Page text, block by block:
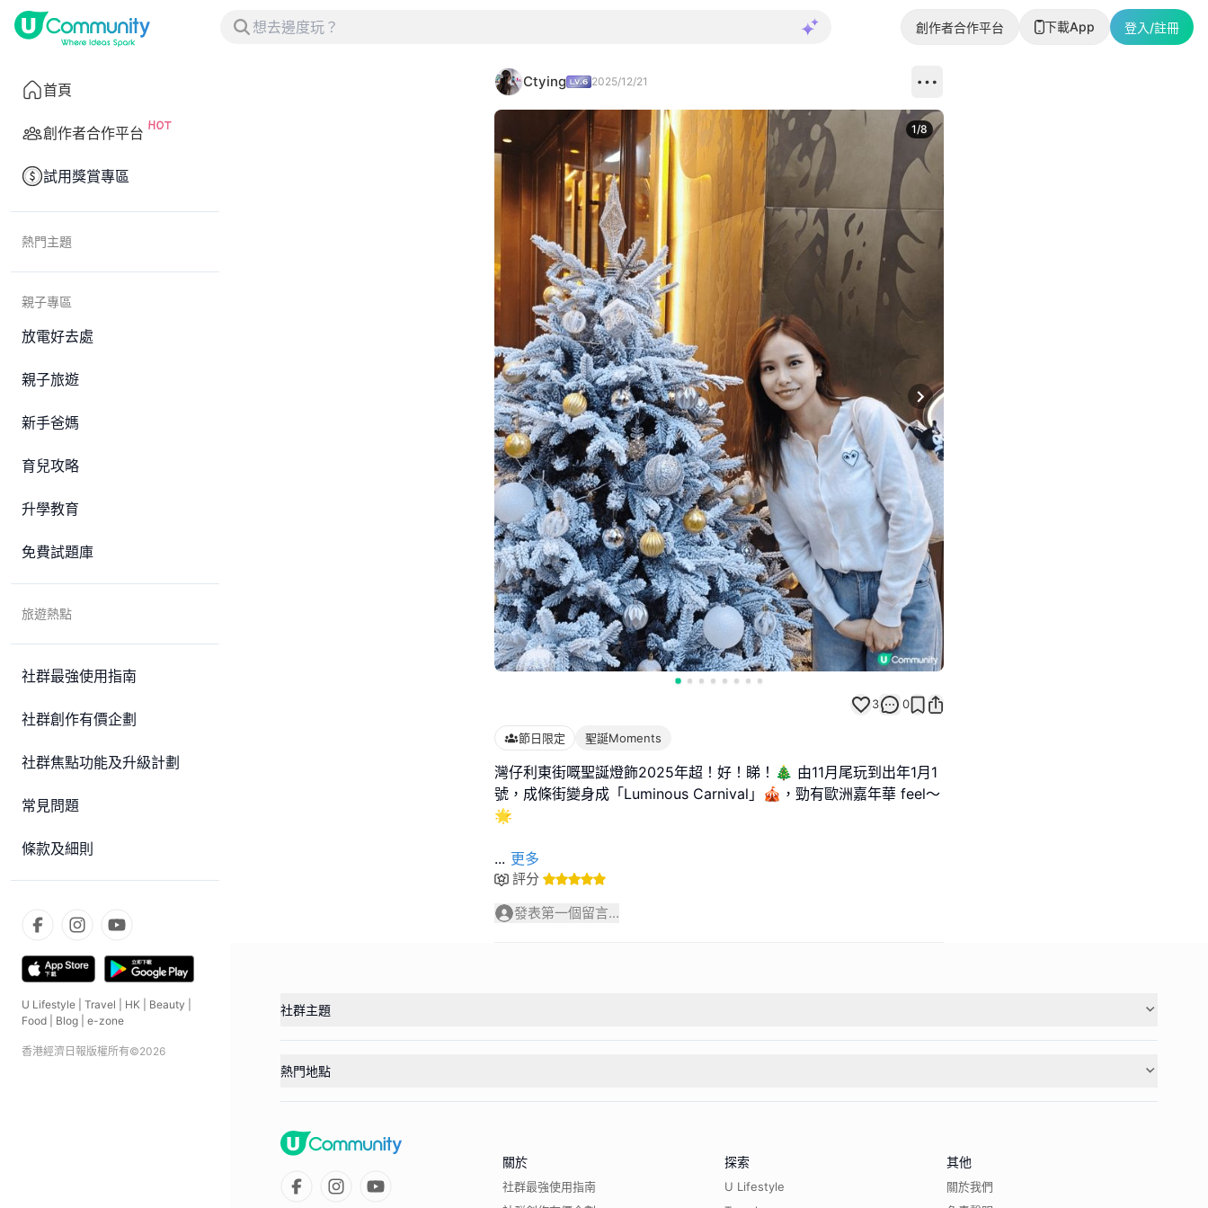
創作者合作平台 下載App 登入/註冊
首頁
創作者合作平台
試用獎賞專區
熱門主題
親子專區
放電好去處
親子旅遊
新手爸媽
育兒攻略
升學教育
免費試題庫
旅遊熱點
社群最強使用指南
社群創作有價企劃
社群焦點功能及升級計劃
常見問題
條款及細則
U Lifestyle Travel HK Beauty
Food
Blog e-zone
香港經濟日報版權所有©2026
Ctying 2025/12/21
Next slide
1/8
3 0
節日限定 聖誕Moments
灣仔利東街嘅聖誕燈飾2025年超！好！睇！🎄 由11月尾玩到出年1月1
號，成條街變身成「Luminous Carnival」🎪，勁有歐洲嘉年華 feel～
🌟
... 更多
評分
發表第一個留言...
社群主題
熱門地點
關於
社群最強使用指南
探索
U Lifestyle
其他
關於我們